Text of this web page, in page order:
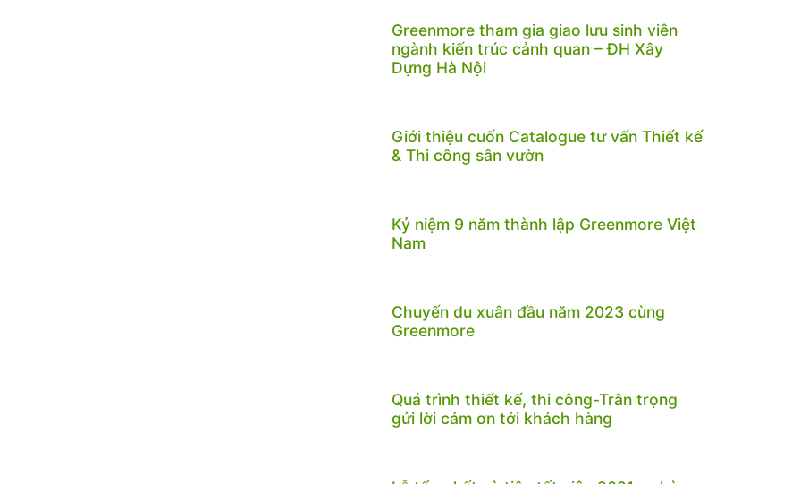
Greenmore tham gia giao lưu sinh viên
ngành kiến trúc cảnh quan – ĐH Xây
Dựng Hà Nội
Giới thiệu cuốn Catalogue tư vấn Thiết kế
& Thi công sân vườn
Kỷ niệm 9 năm thành lập Greenmore Việt
Nam
Chuyến du xuân đầu năm 2023 cùng
Greenmore
Quá trình thiết kế, thi công-Trân trọng
gửi lời cảm ơn tới khách hàng